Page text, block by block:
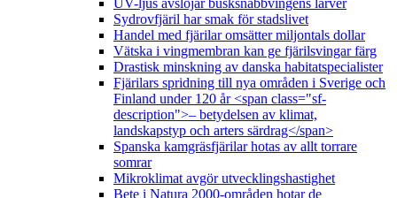
Sydrovfjäril har smak för stadslivet
Handel med fjärilar omsätter miljontals dollar
Vätska i vingmembran kan ge fjärilsvingar färg
Drastisk minskning av danska habitatspecialister
Fjärilars spridning till nya områden i Sverige och
Finland under 120 år <span class="sf-
description">– betydelsen av klimat,
landskapstyp och arters särdrag</span>
Spanska kamgräsfjärilar hotas av allt torrare
somrar
Mikroklimat avgör utvecklingshastighet
Bete i Natura 2000-områden hotar de